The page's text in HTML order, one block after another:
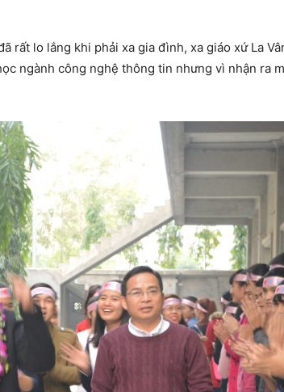
rất lo lắng khi phải xa gia đình, xa giáo xứ La
ngành công nghệ thông tin nhưng vì nhận ra